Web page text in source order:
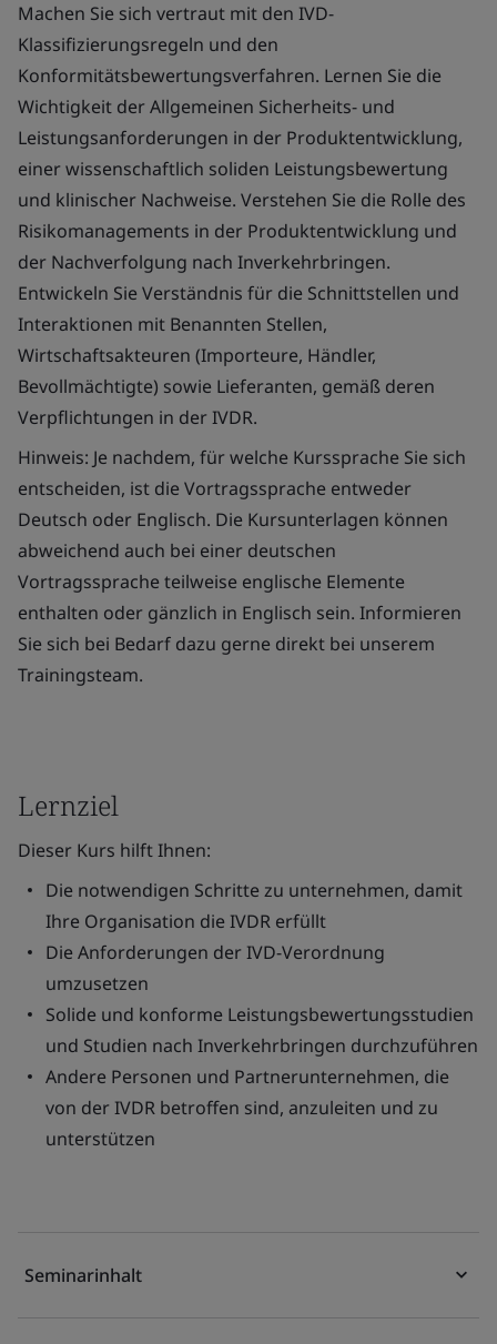
Machen Sie sich vertraut mit den IVD-
Klassifizierungsregeln und den
Konformitätsbewertungsverfahren. Lernen Sie die
Wichtigkeit der Allgemeinen Sicherheits- und
Leistungsanforderungen in der Produktentwicklung,
einer wissenschaftlich soliden Leistungsbewertung
und klinischer Nachweise. Verstehen Sie die Rolle des
Risikomanagements in der Produktentwicklung und
der Nachverfolgung nach Inverkehrbringen.
Entwickeln Sie Verständnis für die Schnittstellen und
Interaktionen mit Benannten Stellen,
Wirtschaftsakteuren (Importeure, Händler,
Bevollmächtigte) sowie Lieferanten, gemäß deren
Verpflichtungen in der IVDR.
Hinweis: Je nachdem, für welche Kurssprache Sie sich
entscheiden, ist die Vortragssprache entweder
Deutsch oder Englisch. Die Kursunterlagen können
abweichend auch bei einer deutschen
Vortragssprache teilweise englische Elemente
enthalten oder gänzlich in Englisch sein. Informieren
Sie sich bei Bedarf dazu gerne direkt bei unserem
Trainingsteam.
Lernziel
Dieser Kurs hilft Ihnen:
Die notwendigen Schritte zu unternehmen, damit
Ihre Organisation die IVDR erfüllt
Die Anforderungen der IVD-Verordnung
umzusetzen
Solide und konforme Leistungsbewertungsstudien
und Studien nach Inverkehrbringen durchzuführen
Andere Personen und Partnerunternehmen, die
von der IVDR betroffen sind, anzuleiten und zu
unterstützen
Seminarinhalt